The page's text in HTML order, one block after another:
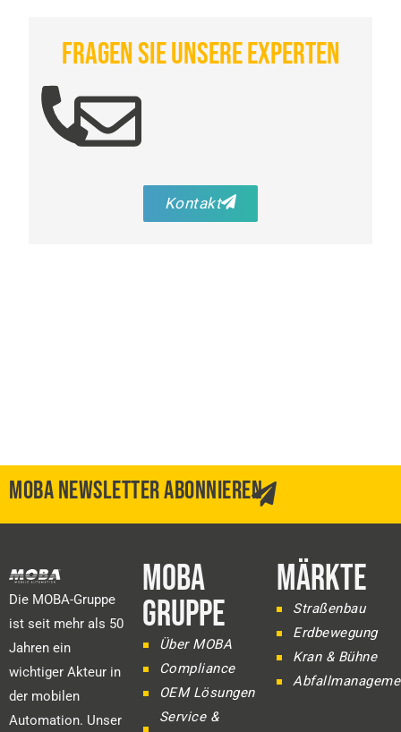
FRAGEN SIE UNSERE EXPERTEN
Kontakt
MOBA NEWSLETTER ABONNIEREN
Die MOBA-Gruppe
ist seit mehr als 50
Jahren ein
wichtiger Akteur in
der mobilen
Automation. Unser
MOBA
GRUPPE
Über MOBA
Compliance
OEM Lösungen
Service &
MÄRKTE
Straßenbau
Erdbewegung
Kran & Bühne